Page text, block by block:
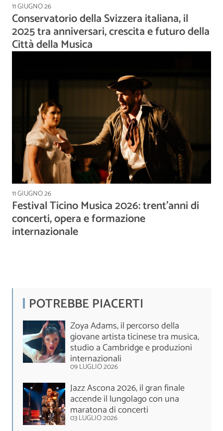
11 GIUGNO 26
Conservatorio della Svizzera italiana, il
2025 tra anniversari, crescita e futuro della
Città della Musica
11 GIUGNO 26
Festival Ticino Musica 2026: trent’anni di
concerti, opera e formazione
internazionale
POTREBBE PIACERTI
Zoya Adams, il percorso della
giovane artista ticinese tra musica,
studio a Cambridge e produzioni
internazionali
09 LUGLIO 2026
Jazz Ascona 2026, il gran finale
accende il lungolago con una
maratona di concerti
03 LUGLIO 2026